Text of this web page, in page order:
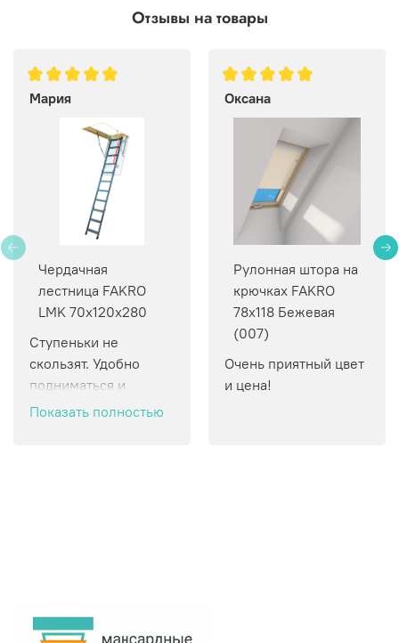
Отзывы на товары
Мария
Чердачная
лестница FAKRO
LMK 70х120х280
Ступеньки не
скользят. Удобно
подниматься и
спускаться.
Показать полностью
Оксана
Рулонная штора на
крючках FAKRO
78х118 Бежевая
(007)
Очень приятный цвет
и цена!